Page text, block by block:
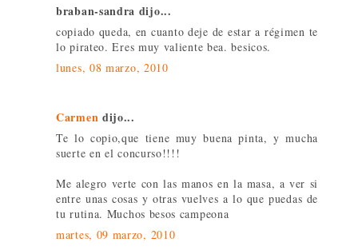
braban-sandra dijo...
copiado queda, en cuanto deje de estar a régimen te
lo pirateo. Eres muy valiente bea. besicos.
lunes, 08 marzo, 2010
Carmen dijo...
Te lo copio,que tiene muy buena pinta, y mucha
suerte en el concurso!!!!
Me alegro verte con las manos en la masa, a ver si
entre unas cosas y otras vuelves a lo que puedas de
tu rutina. Muchos besos campeona
martes, 09 marzo, 2010